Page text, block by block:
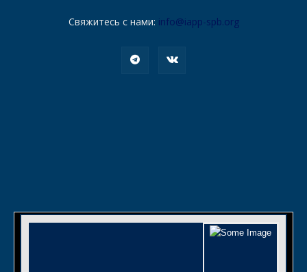
Свяжитесь с нами: info@iapp-spb.org